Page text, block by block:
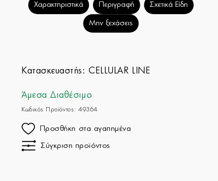
Χαρακτηριστικά Περιγραφή Σχετικά Είδη
Μην ξεχάσεις
Κατασκευαστής:CELLULAR LINE
Άμεσα Διαθέσιμο
Κωδικός Προϊόντος: 49364
Προσθήκη στα αγαπημένα
Σύγκριση προϊόντος